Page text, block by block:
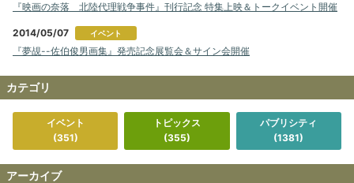
『映画の奈落 北陸代理戦争事件』刊行記念 特集上映＆トークイベント開催
2014/05/07 イベント
『夢覘--佐伯俊男画集』発売記念展覧会＆サイン会開催
カテゴリ
イベント
(351)
トピックス
(355)
パブリシティ
(1381)
アーカイブ